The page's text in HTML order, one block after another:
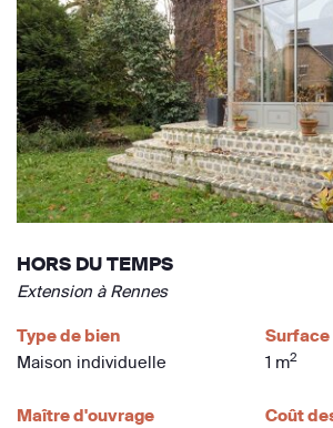
HORS DU TEMPS
Extension à Rennes
Type de bien
Maison individuelle
Surface
1 m2
Maître d'ouvrage
Coût